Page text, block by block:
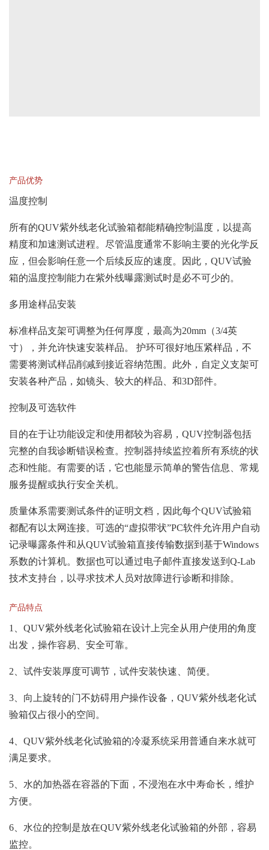
产品优势
温度控制
所有的QUV紫外线老化试验箱都能精确控制温度，以提高
精度和加速测试进程。尽管温度通常不影响主要的光化学反
应，但会影响任意一个后续反应的速度。因此，QUV试验
箱的温度控制能力在紫外线曝露测试时是必不可少的。
多用途样品安装
标准样品支架可调整为任何厚度，最高为20mm（3/4英
寸），并允许快速安装样品。 护环可很好地压紧样品，不
需要将测试样品削减到接近容纳范围。此外，自定义支架可
安装各种产品，如镜头、较大的样品、和3D部件。
控制及可选软件
目的在于让功能设定和使用都较为容易，QUV控制器包括
完整的自我诊断错误检查。控制器持续监控着所有系统的状
态和性能。有需要的话，它也能显示简单的警告信息、常规
服务提醒或执行安全关机。
质量体系需要测试条件的证明文档，因此每个QUV试验箱
都配有以太网连接。可选的“虚拟带状”PC软件允许用户自动
记录曝露条件和从QUV试验箱直接传输数据到基于Windows
系数的计算机。数据也可以通过电子邮件直接发送到Q-Lab
技术支持台，以寻求技术人员对故障进行诊断和排除。
产品特点
1、QUV紫外线老化试验箱在设计上完全从用户使用的角度
出发，操作容易、安全可靠。
2、试件安装厚度可调节，试件安装快速、简便。
3、向上旋转的门不妨碍用户操作设备，QUV紫外线老化试
验箱仅占很小的空间。
4、QUV紫外线老化试验箱的冷凝系统采用普通自来水就可
满足要求。
5、水的加热器在容器的下面，不浸泡在水中寿命长，维护
方便。
6、水位的控制是放在QUV紫外线老化试验箱的外部，容易
监控。